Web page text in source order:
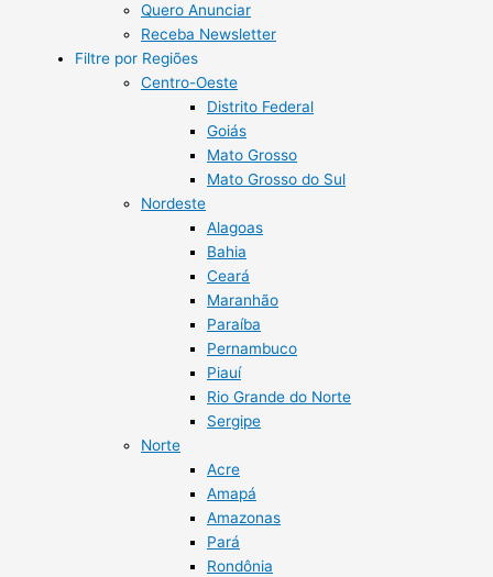
Quero Anunciar
Receba Newsletter
Filtre por Regiões
Centro-Oeste
Distrito Federal
Goiás
Mato Grosso
Mato Grosso do Sul
Nordeste
Alagoas
Bahia
Ceará
Maranhão
Paraíba
Pernambuco
Piauí
Rio Grande do Norte
Sergipe
Norte
Acre
Amapá
Amazonas
Pará
Rondônia